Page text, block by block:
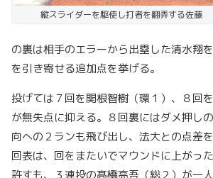
縦スライダーを駆使し打者を翻弄する佐藤
の裏は相手のエラーから出塁した清水翔
を引き寄せる追加点を挙げる。
投げては７回を関根智樹（環１）、８回
が無失点に抑える。８回裏にはダメ押し
向への２ランも飛び出し、法大との点差
回表は、回をまたいでマウンドに上がっ
許すも、３連投の髙橋亮吾（総２）が一